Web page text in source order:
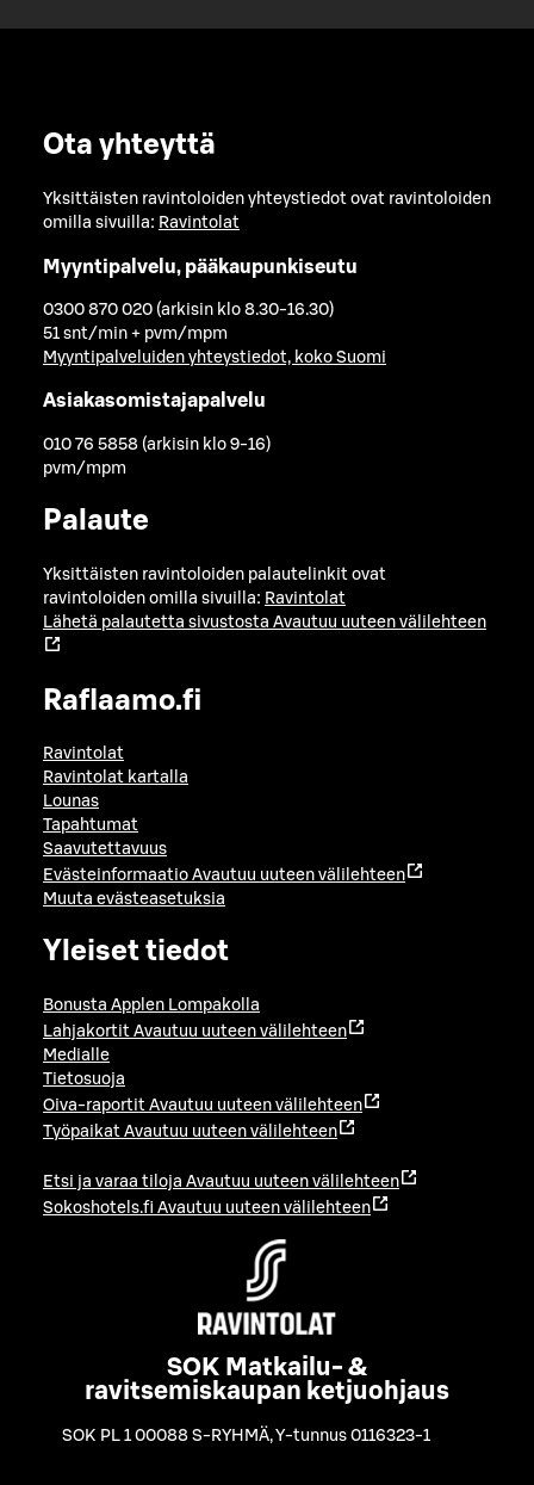
Ota yhteyttä
Yksittäisten ravintoloiden yhteystiedot ovat ravintoloiden
omilla sivuilla: Ravintolat
Myyntipalvelu, pääkaupunkiseutu
0300 870 020 (arkisin klo 8.30-16.30)
51 snt/min + pvm/mpm
Myyntipalveluiden yhteystiedot, koko Suomi
Asiakasomistajapalvelu
010 76 5858 (arkisin klo 9-16)
pvm/mpm
Palaute
Yksittäisten ravintoloiden palautelinkit ovat
ravintoloiden omilla sivuilla: Ravintolat
Lähetä palautetta sivustosta Avautuu uuteen välilehteen
Raflaamo.fi
Ravintolat
Ravintolat kartalla
Lounas
Tapahtumat
Saavutettavuus
Evästeinformaatio Avautuu uuteen välilehteen
Muuta evästeasetuksia
Yleiset tiedot
Bonusta Applen Lompakolla
Lahjakortit Avautuu uuteen välilehteen
Medialle
Tietosuoja
Oiva-raportit Avautuu uuteen välilehteen
Työpaikat Avautuu uuteen välilehteen
Etsi ja varaa tiloja Avautuu uuteen välilehteen
Sokoshotels.fi Avautuu uuteen välilehteen
SOK Matkailu- &
ravitsemiskaupan ketjuohjaus
SOK PL 1 00088 S-RYHMÄ,Y-tunnus 0116323-1